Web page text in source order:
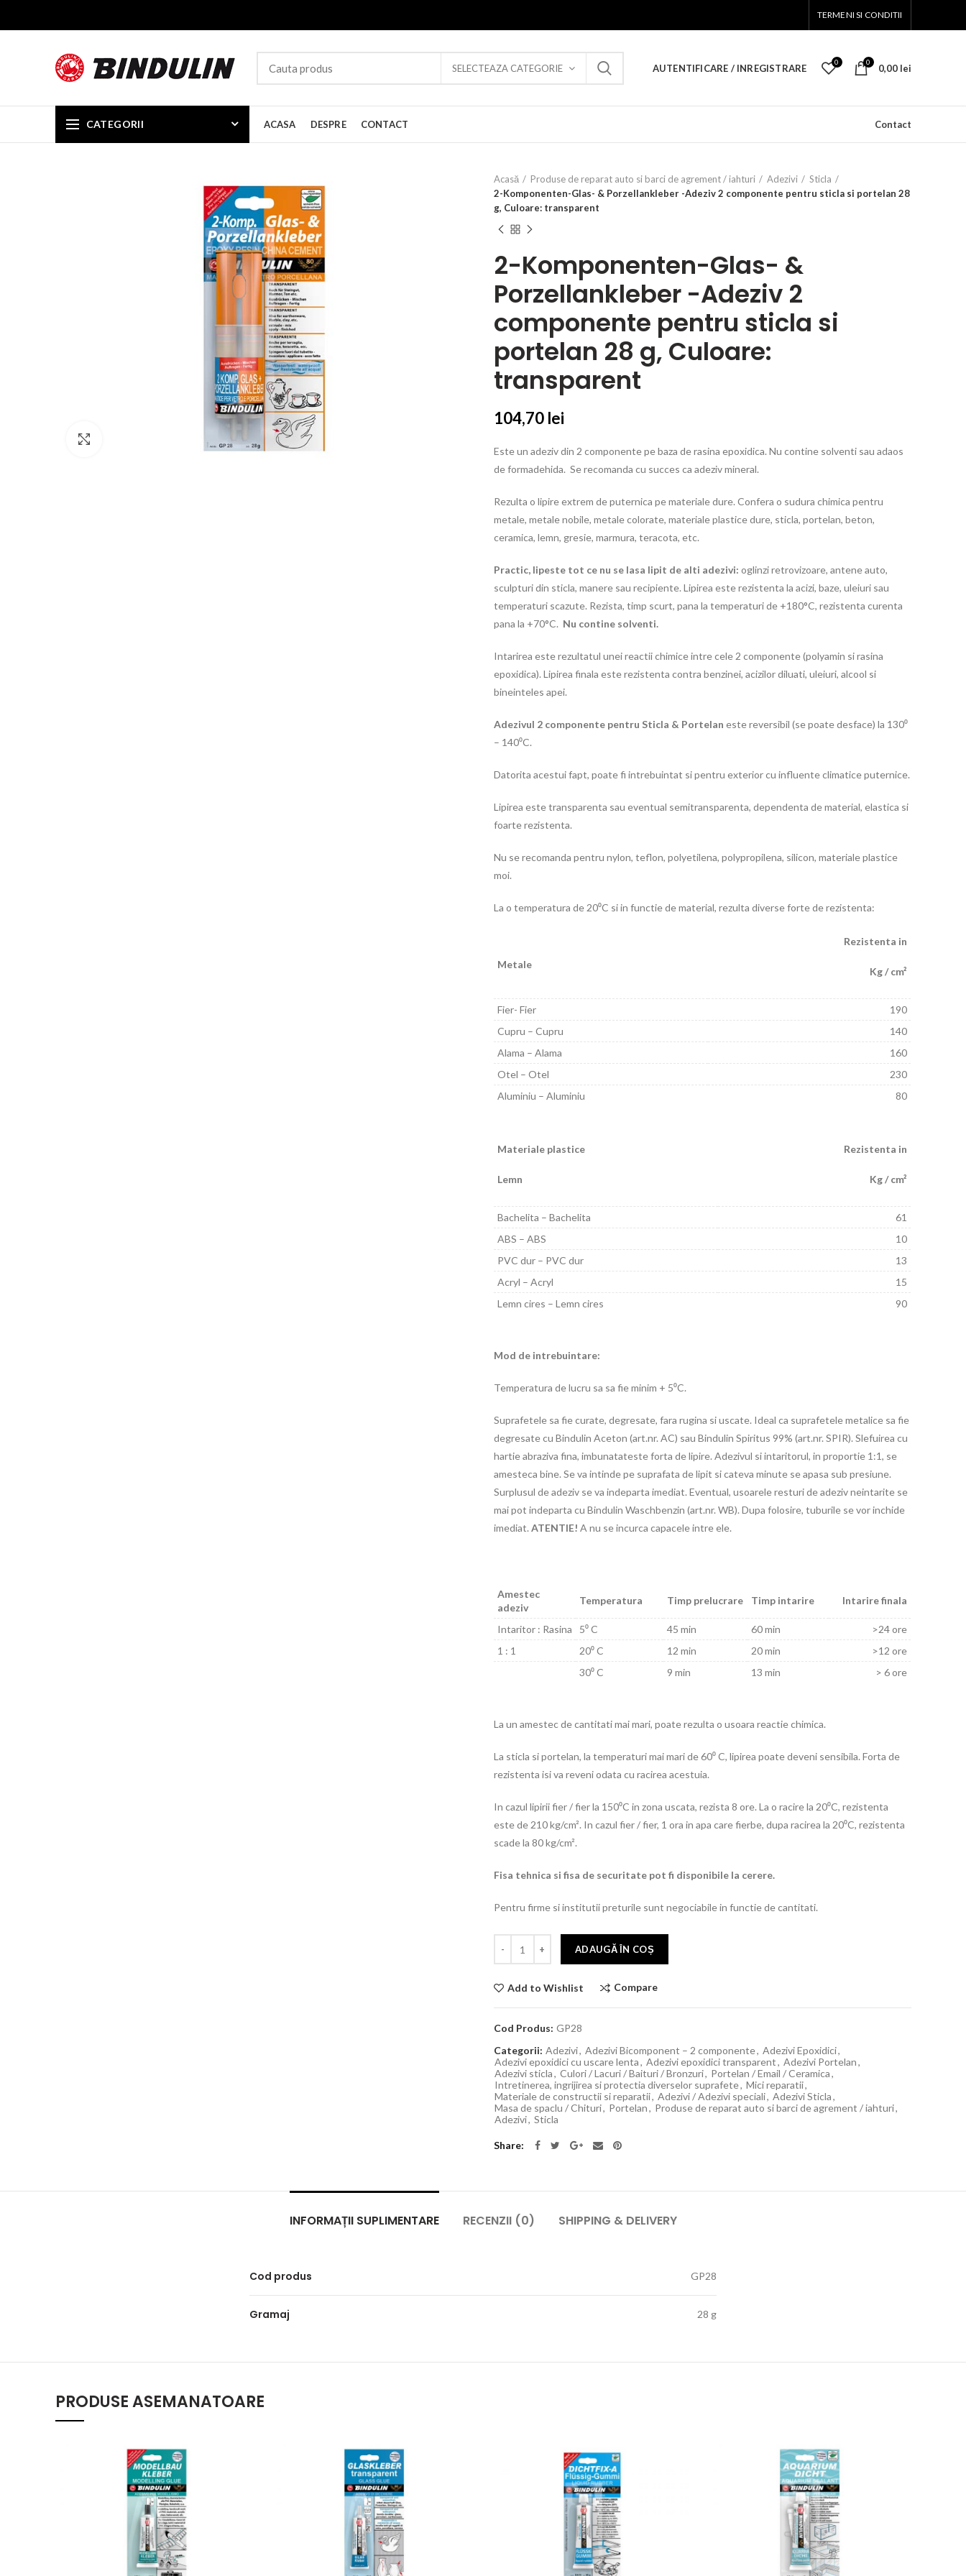
TERMENI SI CONDITII
SELECTEAZA CATEGORIE AUTENTIFICARE / INREGISTRARE
0 0
0,00 lei
CATEGORII ACASA DESPRE CONTACT Contact
Acasă Produse de reparat auto si barci de agrement / iahturi Adezivi
Sticla
2-Komponenten-Glas- & Porzellankleber -Adeziv 2 componente pentru sticla si portelan 28
g, Culoare: transparent
2-Komponenten-Glas- &
Porzellankleber -Adeziv 2
componente pentru sticla si
portelan 28 g, Culoare:
transparent
104,70 lei
Este un adeziv din 2 componente pe baza de rasina epoxidica. Nu contine solventi sau adaos
de formadehida. Se recomanda cu succes ca adeziv mineral.
Rezulta o lipire extrem de puternica pe materiale dure. Confera o sudura chimica pentru
metale, metale nobile, metale colorate, materiale plastice dure, sticla, portelan, beton,
ceramica, lemn, gresie, marmura, teracota, etc.
Practic, lipeste tot ce nu se lasa lipit de alti adezivi: oglinzi retrovizoare, antene auto,
sculpturi din sticla, manere sau recipiente. Lipirea este rezistenta la acizi, baze, uleiuri sau
temperaturi scazute. Rezista, timp scurt, pana la temperaturi de +180°C, rezistenta curenta
pana la +70°C. Nu contine solventi.
Intarirea este rezultatul unei reactii chimice intre cele 2 componente (polyamin si rasina
epoxidica). Lipirea finala este rezistenta contra benzinei, acizilor diluati, uleiuri, alcool si
bineinteles apei.
Adezivul 2 componente pentru Sticla & Portelan este reversibil (se poate desface) la 130⁰
– 140⁰C.
Datorita acestui fapt, poate fi intrebuintat si pentru exterior cu influente climatice puternice.
Lipirea este transparenta sau eventual semitransparenta, dependenta de material, elastica si
foarte rezistenta.
Nu se recomanda pentru nylon, teflon, polyetilena, polypropilena, silicon, materiale plastice
moi.
La o temperatura de 20⁰C si in functie de material, rezulta diverse forte de rezistenta:
Metale
Rezistenta in
Kg / cm²
Fier- Fier
190
Cupru – Cupru
140
Alama – Alama
160
Otel – Otel
230
Aluminiu – Aluminiu
80
Materiale plastice
Lemn
Rezistenta in
Kg / cm²
Bachelita – Bachelita
61
ABS – ABS
10
PVC dur – PVC dur
13
Acryl – Acryl
15
Lemn cires – Lemn cires
90
Mod de intrebuintare:
Temperatura de lucru sa sa fie minim + 5⁰C.
Suprafetele sa fie curate, degresate, fara rugina si uscate. Ideal ca suprafetele metalice sa fie
degresate cu Bindulin Aceton (art.nr. AC) sau Bindulin Spiritus 99% (art.nr. SPIR). Slefuirea cu
hartie abraziva fina, imbunatateste forta de lipire. Adezivul si intaritorul, in proportie 1:1, se
amesteca bine. Se va intinde pe suprafata de lipit si cateva minute se apasa sub presiune.
Surplusul de adeziv se va indeparta imediat. Eventual, usoarele resturi de adeziv neintarite se
mai pot indeparta cu Bindulin Waschbenzin (art.nr. WB). Dupa folosire, tuburile se vor inchide
imediat. ATENTIE! A nu se incurca capacele intre ele.
Amestec
adeziv
Temperatura Timp prelucrare Timp intarire Intarire finala
Intaritor : Rasina 5⁰ C 45 min 60 min
>24 ore
1 : 1
20⁰ C 12 min 20 min
>12 ore
30⁰ C
9 min 13 min > 6 ore
La un amestec de cantitati mai mari, poate rezulta o usoara reactie chimica.
La sticla si portelan, la temperaturi mai mari de 60⁰ C, lipirea poate deveni sensibila. Forta de
rezistenta isi va reveni odata cu racirea acestuia.
In cazul lipirii fier / fier la 150⁰C in zona uscata, rezista 8 ore. La o racire la 20⁰C, rezistenta
este de 210 kg/cm². In cazul fier / fier, 1 ora in apa care fierbe, dupa racirea la 20⁰C, rezistenta
scade la 80 kg/cm².
Fisa tehnica si fisa de securitate pot fi disponibile la cerere.
Pentru firme si institutii preturile sunt negociabile in functie de cantitati.
ADAUGĂ ÎN COȘ
Add to Wishlist Compare
Cod Produs: GP28
Categorii: Adezivi, Adezivi Bicomponent – 2 componente, Adezivi Epoxidici,
Adezivi epoxidici cu uscare lenta, Adezivi epoxidici transparent, Adezivi Portelan,
Adezivi sticla, Culori / Lacuri / Baituri / Bronzuri, Portelan / Email / Ceramica,
Intretinerea, ingrijirea si protectia diverselor suprafete, Mici reparatii,
Materiale de constructii si reparatii, Adezivi / Adezivi speciali, Adezivi Sticla,
Masa de spaclu / Chituri, Portelan, Produse de reparat auto si barci de agrement / iahturi,
Adezivi, Sticla
Share
INFORMAȚII SUPLIMENTARE RECENZII (0) SHIPPING & DELIVERY
Cod produs GP28
Gramaj 28 g
PRODUSE ASEMANATOARE